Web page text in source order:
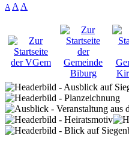
A A A